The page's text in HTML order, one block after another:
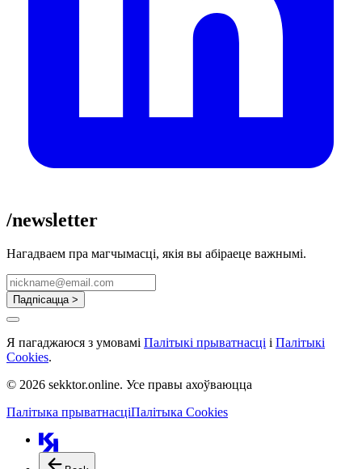
/newsletter
Нагадваем пра магчымасці, якія вы абіраеце важнымі.
Падпісацца >
Я пагаджаюся з умовамі Палітыкі прыватнасці і Палітыкі
Cookies.
© 2026 sekktor.online. Усе правы ахоўваюцца
Палітыка прыватнасціПалітыка Cookies